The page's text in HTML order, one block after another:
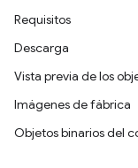
Requisitos
Descarga
Vista previa de los
Imágenes de fábrica
Objetos binarios del